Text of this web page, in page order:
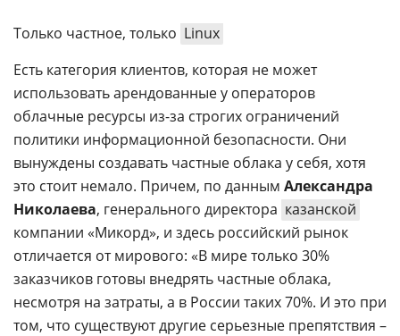
Только частное, только Linux
Есть категория клиентов, которая не может
использовать арендованные у операторов
облачные ресурсы из-за строгих ограничений
политики информационной безопасности. Они
вынуждены создавать частные облака у себя, хотя
это стоит немало. Причем, по данным Александра
Николаева, генерального директора казанской
компании «Микорд», и здесь российский рынок
отличается от мирового: «В мире только 30%
заказчиков готовы внедрять частные облака,
несмотря на затраты, а в России таких 70%. И это при
том, что существуют другие серьезные препятствия –